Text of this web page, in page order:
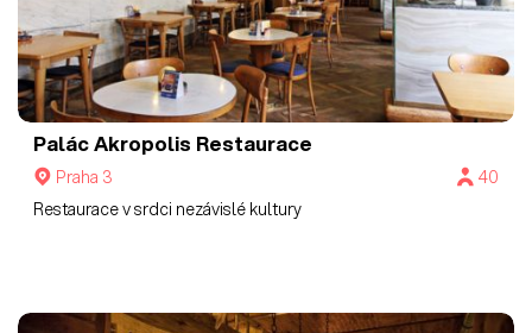
Palác Akropolis Restaurace
Praha 3
40
Restaurace v srdci nezávislé kultury